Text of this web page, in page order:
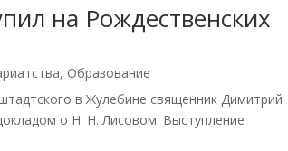
на Рождественских
, Образование
в Жулебине священник Димитрий
о Н. Н. Лисовом. Выступление